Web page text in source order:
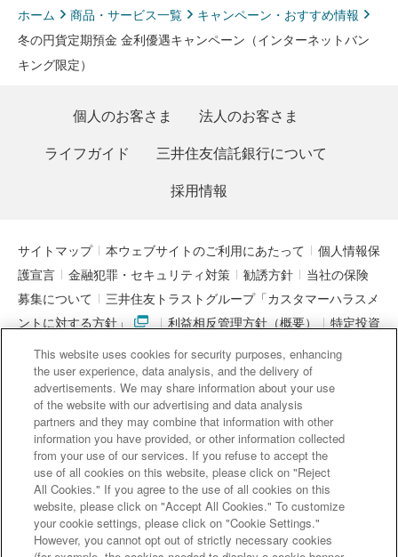
ホーム 商品・サービス一覧
キャンペーン・おすすめ情報
冬の円貨定期預金 金利優遇キャンペーン（インターネットバン
キング限定）
個人のお客さま
法人のお客さま
ライフガイド
三井住友信託銀行について
採用情報
サイトマップ 本ウェブサイトのご利用にあたって
個人情報保
護宣言
金融犯罪・セキュリティ対策 勧誘方針
当社の保険
募集について
三井住友トラストグループ「カスタマーハラスメ
ントに対する方針」
利益相反管理方針（概要）
特定投資
家制度に関する期限日
電子決済等代行業者との連携について
「マネー・ローンダリング及びテロ資金供与対策に関するガイド
ライン」を踏まえた取り組み
アクセシビリティについて
契約代理業・銀行代理業・外国銀行代理業務について
金銭債権
等と預金等との誤認防止について
三井住友信託銀行株式会社
金融機関コード : 0294
This website uses cookies for security purposes, enhancing
the user experience, data analysis, and the delivery of
advertisements. We may share information about your use
of the website with our advertising and data analysis
partners and they may combine that information with other
information you have provided, or other information collected
from your use of our services. If you refuse to accept the
use of all cookies on this website, please click on "Reject
All Cookies." If you agree to the use of all cookies on this
website, please click on "Accept All Cookies." To customize
your cookie settings, please click on "Cookie Settings."
However, you cannot opt out of strictly necessary cookies